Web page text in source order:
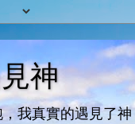
神
我真實的遇見了